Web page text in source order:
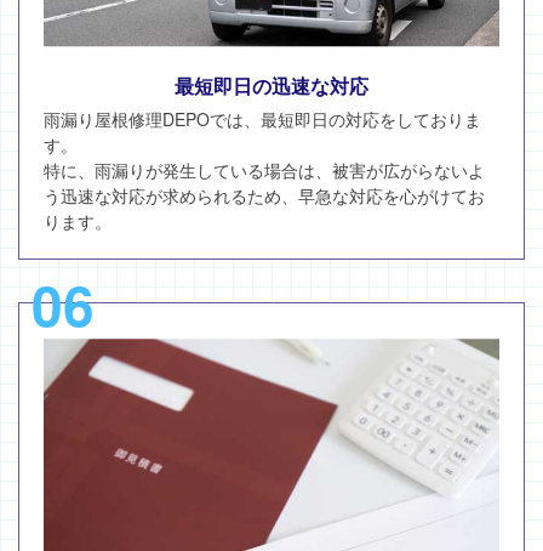
最短即日の迅速な対応
雨漏り屋根修理DEPOでは、最短即日の対応をしておりま
す。
特に、雨漏りが発生している場合は、被害が広がらないよ
う迅速な対応が求められるため、早急な対応を心がけてお
ります。
06